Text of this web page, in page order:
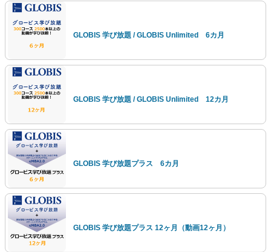
GLOBIS 学び放題 / GLOBIS Unlimited 6カ月
GLOBIS 学び放題 / GLOBIS Unlimited 12カ月
GLOBIS 学び放題プラス 6カ月
GLOBIS 学び放題プラス 12ヶ月（動画12ヶ月）